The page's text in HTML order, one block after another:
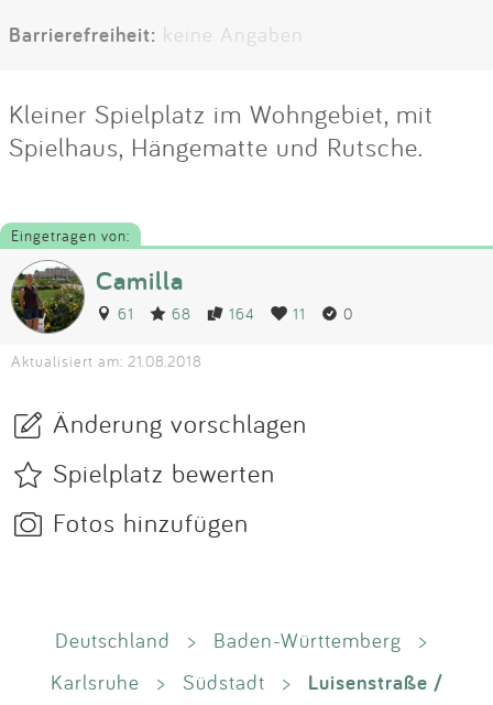
Barrierefreiheit: keine Angaben
Kleiner Spielplatz im Wohngebiet, mit
Spielhaus, Hängematte und Rutsche.
Eingetragen von:
Camilla
61 68 164 11 0
Aktualisiert am: 21.08.2018
Änderung vorschlagen
Spielplatz bewerten
Fotos hinzufügen
Deutschland > Baden-Württemberg
>
Karlsruhe
> Südstadt >
Luisenstraße /